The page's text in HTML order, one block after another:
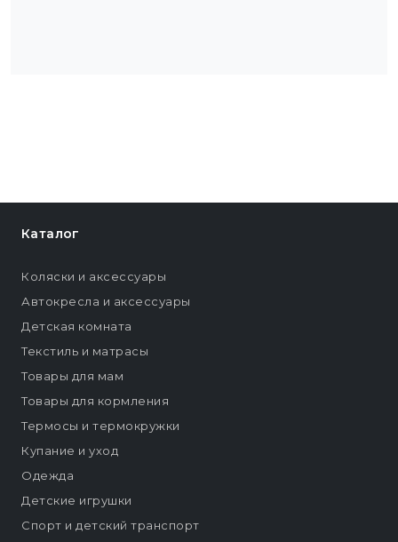
Каталог
Коляски и аксессуары
Автокресла и аксессуары
Детская комната
Текстиль и матрасы
Товары для мам
Товары для кормления
Термосы и термокружки
Купание и уход
Одежда
Детские игрушки
Спорт и детский транспорт